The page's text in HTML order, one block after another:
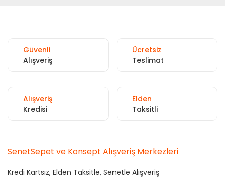
Güvenli
Alışveriş
Ücretsiz
Teslimat
Alışveriş
Kredisi
Elden
Taksitli
SenetSepet ve Konsept Alışveriş Merkezleri
Kredi Kartsız, Elden Taksitle, Senetle Alışveriş